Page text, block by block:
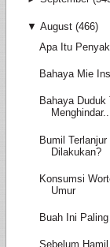
▼ August (466)
Apa Itu
Bahaya Mie
Bahaya
Bumil
Dilakukan?
Konsumsi
Umur
Buah Ini
Sebelum